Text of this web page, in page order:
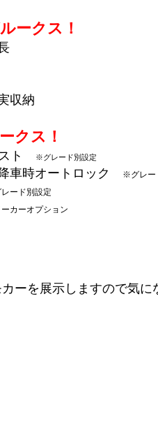
ークス！
収納
クス！
ト ※グレード別設定
車時オートロック ※グレー
ード別設定
カーオプション
ーを展示しますので気